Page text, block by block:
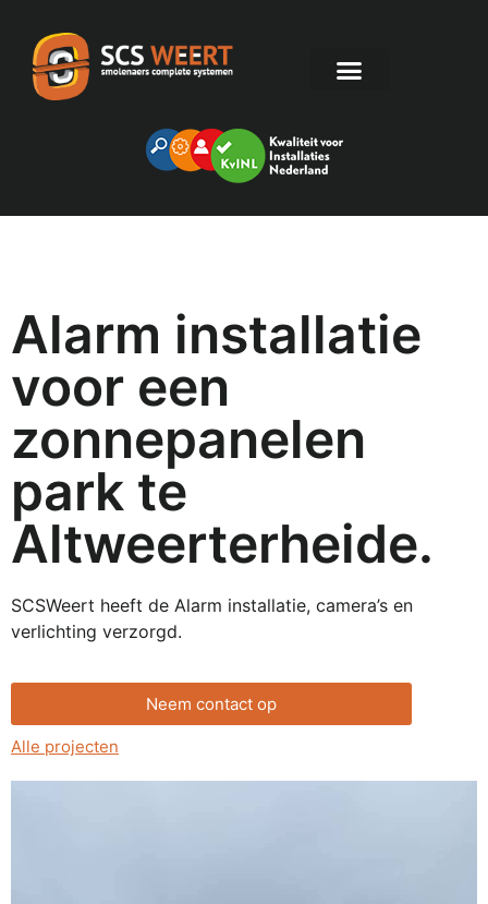
Alarm installatie
voor een
zonnepanelen
park te
Altweerterheide.
SCSWeert heeft de Alarm installatie, camera’s en
verlichting verzorgd.
Neem contact op
Alle projecten